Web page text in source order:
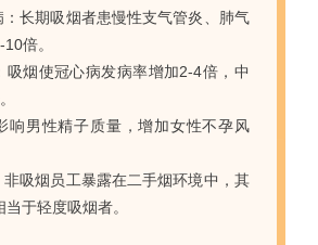
：长期吸烟者患慢性支气管炎、肺气
倍。
吸烟使冠心病发病率增加2-4倍，中
响男性精子质量，增加女性不孕风
非吸烟员工暴露在二手烟环境中，其
于轻度吸烟者。